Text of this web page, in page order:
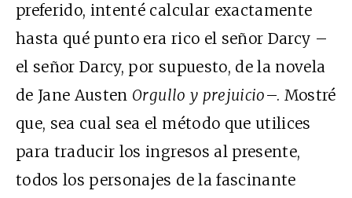
preferido, intenté calcular exactamente
hasta qué punto era rico el señor Darcy –
el señor Darcy, por supuesto, de la novela
de Jane Austen Orgullo y prejuicio–. Mostré
que, sea cual sea el método que utilices
para traducir los ingresos al presente,
todos los personajes de la fascinante